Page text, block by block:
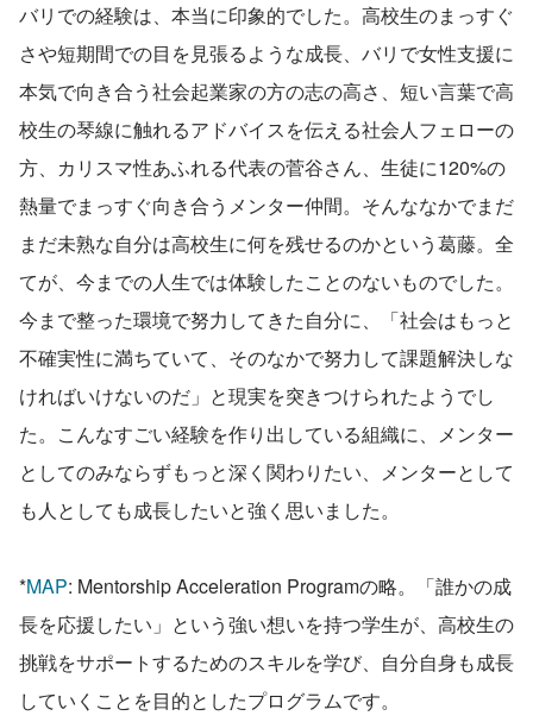
バリでの経験は、本当に印象的でした。高校生のまっすぐ
さや短期間での目を見張るような成長、バリで女性支援に
本気で向き合う社会起業家の方の志の高さ、短い言葉で高
校生の琴線に触れるアドバイスを伝える社会人フェローの
方、カリスマ性あふれる代表の菅谷さん、生徒に120%の
熱量でまっすぐ向き合うメンター仲間。そんななかでまだ
まだ未熟な自分は高校生に何を残せるのかという葛藤。全
てが、今までの人生では体験したことのないものでした。
今まで整った環境で努力してきた自分に、「社会はもっと
不確実性に満ちていて、そのなかで努力して課題解決しな
ければいけないのだ」と現実を突きつけられたようでし
た。こんなすごい経験を作り出している組織に、メンター
としてのみならずもっと深く関わりたい、メンターとして
も人としても成長したいと強く思いました。
*MAP: Mentorship Acceleration Programの略。「誰かの成
長を応援したい」という強い想いを持つ学生が、高校生の
挑戦をサポートするためのスキルを学び、自分自身も成長
していくことを目的としたプログラムです。